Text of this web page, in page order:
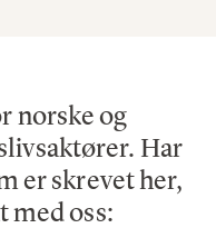
norske og
Har
er skrevet her,
med oss: